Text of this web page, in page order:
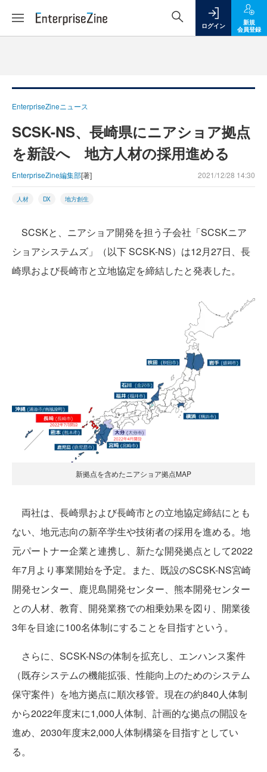
ログイン
新規
会員登録
EnterpriseZineニュース
SCSK-NS、長崎県にニアショア拠点
を新設へ 地方人材の採用進める
EnterpriseZine編集部[著] 2021/12/28 14:30
人材 DX 地方創生
SCSKと、ニアショア開発を担う子会社「SCSKニア
ショアシステムズ」（以下 SCSK-NS）は12月27日、長
崎県および長崎市と立地協定を締結したと発表した。
新拠点を含めたニアショア拠点MAP
両社は、長崎県および長崎市との立地協定締結にとも
ない、地元志向の新卒学生や技術者の採用を進める。地
元パートナー企業と連携し、新たな開発拠点として2022
年7月より事業開始を予定。また、既設のSCSK-NS宮崎
開発センター、鹿児島開発センター、熊本開発センター
との人材、教育、開発業務での相乗効果を図り、開業後
3年を目途に100名体制にすることを目指すという。
さらに、SCSK-NSの体制を拡充し、エンハンス案件
（既存システムの機能拡張、性能向上のためのシステム
保守案件）を地方拠点に順次移管。現在の約840人体制
から2022年度末に1,000人体制、計画的な拠点の開設を
進め、2030年度末2,000人体制構築を目指すとしてい
る。